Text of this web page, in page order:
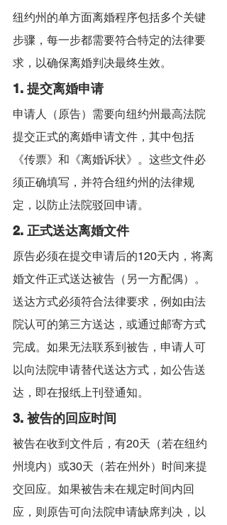
纽约州的单方面离婚程序包括多个关键
步骤，每一步都需要符合特定的法律要
求，以确保离婚判决最终生效。
1. 提交离婚申请
申请人（原告）需要向纽约州最高法院
提交正式的离婚申请文件，其中包括
《传票》和《离婚诉状》。这些文件必
须正确填写，并符合纽约州的法律规
定，以防止法院驳回申请。
2. 正式送达离婚文件
原告必须在提交申请后的120天内，将离
婚文件正式送达被告（另一方配偶）。
送达方式必须符合法律要求，例如由法
院认可的第三方送达，或通过邮寄方式
完成。如果无法联系到被告，申请人可
以向法院申请替代送达方式，如公告送
达，即在报纸上刊登通知。
3. 被告的回应时间
被告在收到文件后，有20天（若在纽约
州境内）或30天（若在州外）时间来提
交回应。如果被告未在规定时间内回
应，则原告可向法院申请缺席判决，以